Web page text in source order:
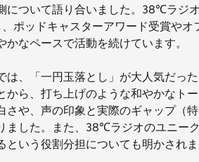
について語り合いました。38℃ラジ
ポッドキャスターアワード受賞や
なペースで活動を続けています。
は、「一円玉落とし」が大人気だっ
から、打ち上げのような和やかなト
さや、声の印象と実際のギャップ（
ました。また、38℃ラジオのユニー
いう役割分担についても明かされま